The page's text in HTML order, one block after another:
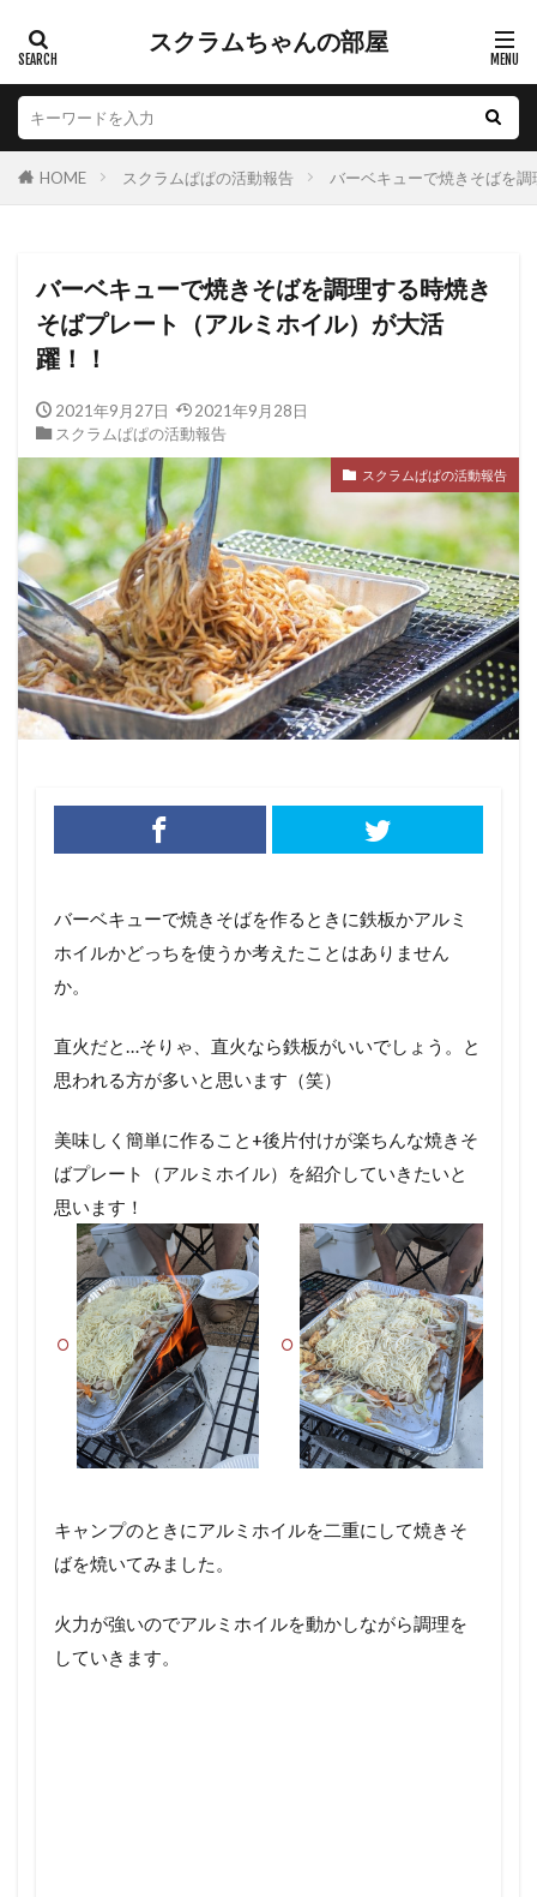
スクラムちゃんの部屋
HOME スクラムぱぱの活動報告 バーベキューで焼きそばを
バーベキューで焼きそばを調理する時焼き
そばプレート（アルミホイル）が大活
躍！！
2021年9月27日
2021年9月28日
スクラムぱぱの活動報告
スクラムぱぱの活動報告
バーベキューで焼きそばを作るときに鉄板かアルミ
ホイルかどっちを使うか考えたことはありません
か。
直火だと…そりゃ、直火なら鉄板がいいでしょう。と
思われる方が多いと思います（笑）
美味しく簡単に作ること+後片付けが楽ちんな焼きそ
ばプレート（アルミホイル）を紹介していきたいと
思います！
キャンプのときにアルミホイルを二重にして焼きそ
ばを焼いてみました。
火力が強いのでアルミホイルを動かしながら調理を
していきます。